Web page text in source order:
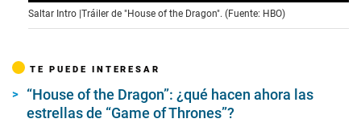
0
s
e
n
s
o
Saltar Intro |Tráiler de "House of the Dragon". (Fuente: HBO)
TE PUEDE INTERESAR
“House of the Dragon”: ¿qué hacen ahora las
estrellas de “Game of Thrones”?